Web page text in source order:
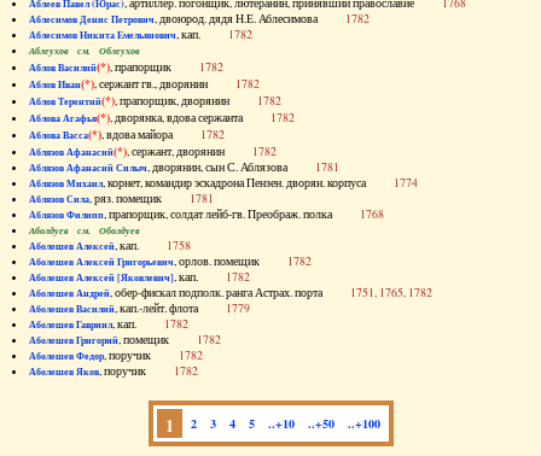
Аблеев Павел (Юрас), артиллер. погонщик, лютеранин, принявший православие 1768
Аблесимов Денис Петрович, двоюрод. дядя Н.Е. Аблесимова 1782
Аблесимов Никита Емельянович, кап. 1782
Аблеухов см. Облеухов
Аблов Василий(*), прапорщик 1782
Аблов Иван(*), сержант гв., дворянин 1782
Аблов Терентий(*), прапорщик, дворянин 1782
Аблова Агафья(*), дворянка, вдова сержанта 1782
Аблова Васса(*), вдова майора 1782
Аблязов Афанасий(*), сержант, дворянин 1782
Аблязов Афанасий Силыч, дворянин, сын С. Аблязова 1781
Аблязов Михаил, корнет, командир эскадрона Пензен. дворян. корпуса 1774
Аблязов Сила, ряз. помещик 1781
Аблязов Филипп, прапорщик, солдат лейб-гв. Преображ. полка 1768
Аболдуев см. Оболдуев
Аболешев Алексей, кап. 1758
Аболешев Алексей Григорьевич, орлов. помещик 1782
Аболешев Алексей [Яковлевич], кап. 1782
Аболешев Андрей, обер-фискал подполк. ранга Астрах. порта 1751, 1765, 1782
Аболешев Василий, кап.-лейт. флота 1779
Аболешев Гавриил, кап. 1782
Аболешев Григорий, помещик 1782
Аболешев Федор, поручик 1782
Аболешев Яков, поручик 1782
1 2 3 4 5 ..+10 ..+50 ..+100